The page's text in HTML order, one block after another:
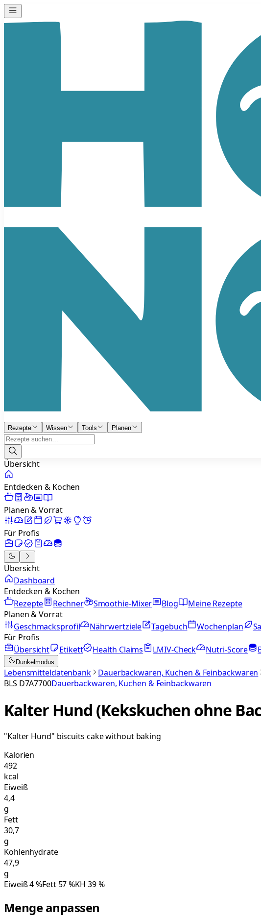
Rezepte Wissen Tools Planen
Übersicht
Entdecken & Kochen
Planen & Vorrat
Für Profis
Übersicht
Dashboard
Entdecken & Kochen
Rezepte
Rechner Smoothie-Mixer Blog
Meine Rezepte
Planen & Vorrat
Geschmacksprofil
Nährwertziele Tagebuch Wochenplan
Für Profis
Übersicht
Etikett Health Claims LMIV-Check Nutri-Score
Dunkelmodus
Lebensmitteldatenbank Dauerbackwaren, Kuchen & Feinbackwaren
BLS D7A7700Dauerbackwaren, Kuchen & Feinbackwaren
Kalter Hund (Kekskuchen ohne
"Kalter Hund" biscuits cake without baking
Kalorien
492
kcal
Eiweiß
4,4
g
Fett
30,7
g
Kohlenhydrate
47,9
g
Eiweiß4%Fett 57%KH 39%
Menge anpassen